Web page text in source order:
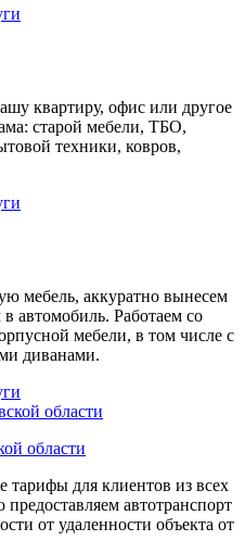
квартиру, офис или другое
старой мебели, ТБО,
техники, ковров,
мебель, аккуратно вынесем
автомобиль. Работаем со
мебели, в том числе с
диванами.
области
для клиентов из всех
автотранспорт
от удаленности объекта от